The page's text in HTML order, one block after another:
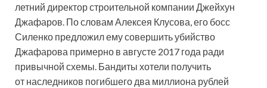
летний директор строительной компании Джейхун
Джафаров. По словам Алексея Клусова, его босс
Силенко предложил ему совершить убийство
Джафарова примерно в августе 2017 года ради
привычной схемы. Бандиты хотели получить
от наследников погибшего два миллиона рублей